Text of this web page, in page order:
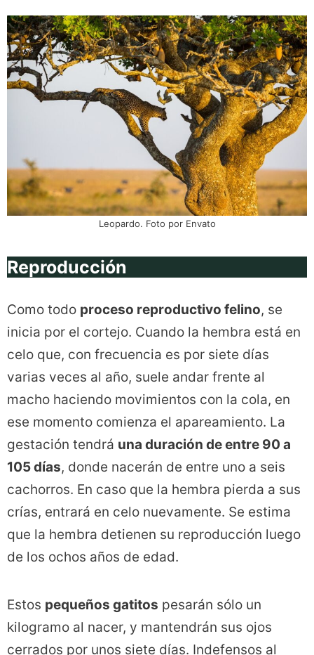
Leopardo. Foto por Envato
Reproducción
Como todo proceso reproductivo felino, se
inicia por el cortejo. Cuando la hembra está en
celo que, con frecuencia es por siete días
varias veces al año, suele andar frente al
macho haciendo movimientos con la cola, en
ese momento comienza el apareamiento. La
gestación tendrá una duración de entre 90 a
105 días, donde nacerán de entre uno a seis
cachorros. En caso que la hembra pierda a sus
crías, entrará en celo nuevamente. Se estima
que la hembra detienen su reproducción luego
de los ochos años de edad.
Estos pequeños gatitos pesarán sólo un
kilogramo al nacer, y mantendrán sus ojos
cerrados por unos siete días. Indefensos al